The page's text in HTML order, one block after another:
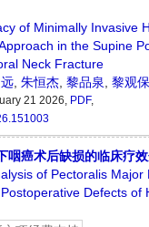
of Minimally Invasive
in the Supine
Neck Fracture
, 朱恒杰, 黎品泉, 黎观保
21 2026, PDF,
咽癌术后缺损的临床疗
of Pectoralis Major
Defects of